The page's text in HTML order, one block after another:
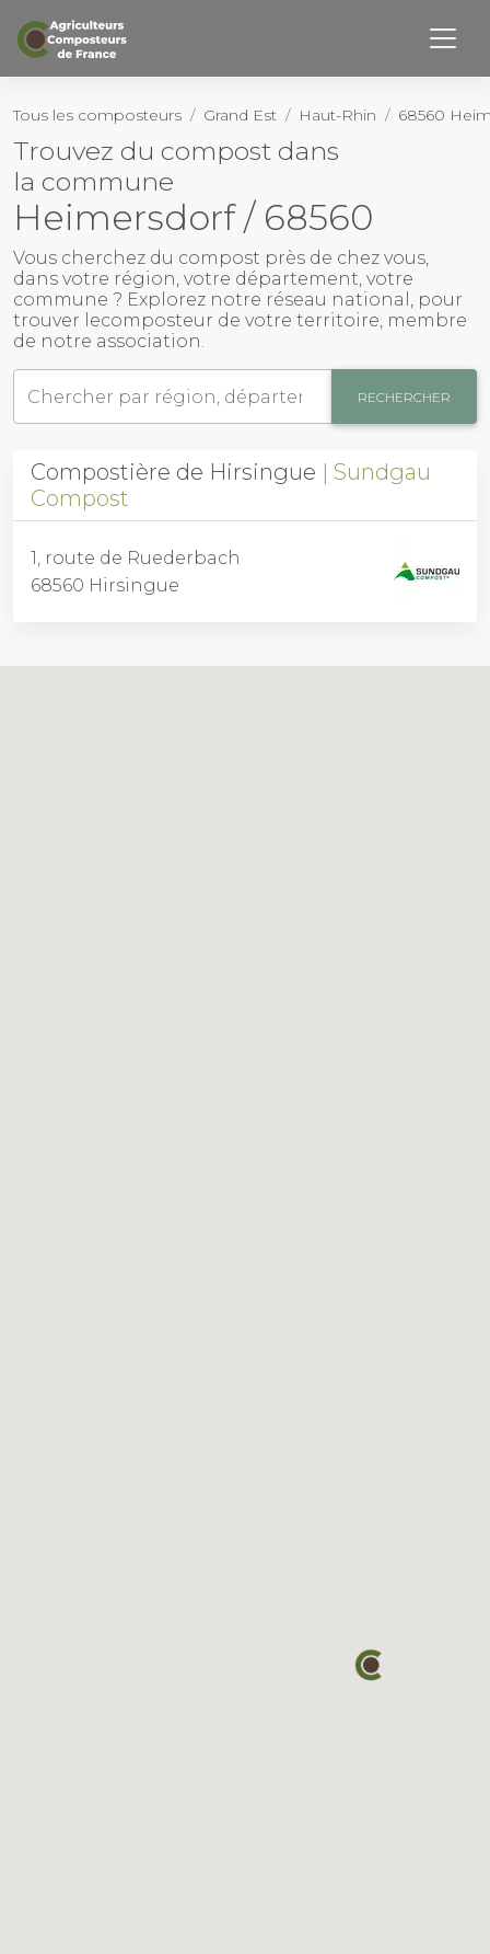
Notre Histoire
Nos membres
Activités
Outils
Contact
Tous les composteurs Grand Est Haut-Rhin 68560
Trouvez du compost dans
la commune
Heimersdorf / 68560
Vous cherchez du compost près de chez vous,
dans votre région, votre département, votre
commune ? Explorez notre réseau national, pour
trouver lecomposteur de votre territoire, membre
de notre association.
RECHERCHER
Compostière de Hirsingue
Sundgau
Compost
1, route de Ruederbach
68560 Hirsingue